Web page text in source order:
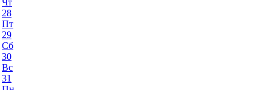
Чт
28
Пт
29
Сб
30
Вс
31